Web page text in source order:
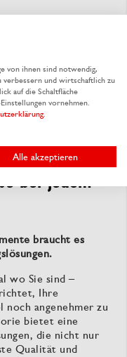
Seite
5
Für
bei jedem
braucht es
wo Sie sind –
Ihre
angenehmer zu
bietet eine
die nicht nur
Qualität und
von ihnen sind notwendig,
verbessern und wirtschaftlich zu
auf die Schaltfläche
vornehmen.
Alle akzeptieren